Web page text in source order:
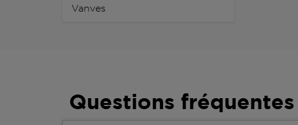
Vanves
Questions fréquentes